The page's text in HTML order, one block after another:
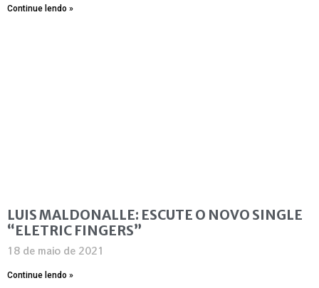
Continue lendo »
LUIS MALDONALLE: ESCUTE O NOVO SINGLE
“ELETRIC FINGERS”
18 de maio de 2021
Continue lendo »